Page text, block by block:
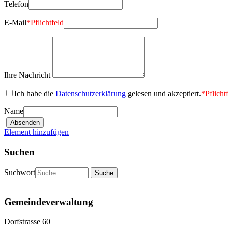
Telefon
E-Mail*Pflichtfeld
Ihre Nachricht
Ich habe die Datenschutzerklärung gelesen und akzeptiert.*
Name
Element hinzufügen
Suchen
Suchwort
Gemeindeverwaltung
Dorfstrasse 60